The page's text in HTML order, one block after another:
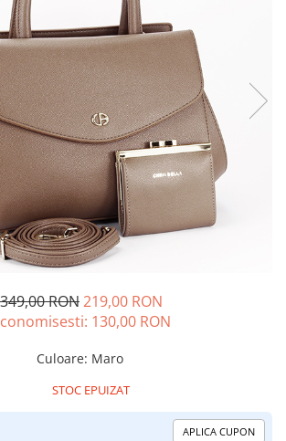
349,00 RON219,00 RON
130,00 RON
Culoare: Maro
STOC EPUIZAT
APLICA CUPON